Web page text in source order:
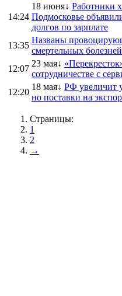
14:24
18 июня↓ Работники
Подмосковье
долгов по зарплате
13:35
Названы
смертельных
12:07
23 мая↓
сотрудничестве с
12:20
18 мая↓ РФ увеличит
но поставки на
Страницы:
1
2
→